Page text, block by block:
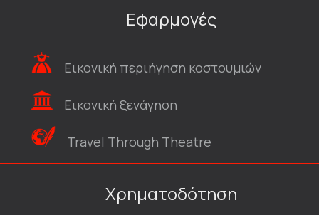
Εφαρμογές
Εικονική περιήγηση κοστουμιών
Εικονική ξενάγηση
Travel Through Theatre
Χρηματοδότηση